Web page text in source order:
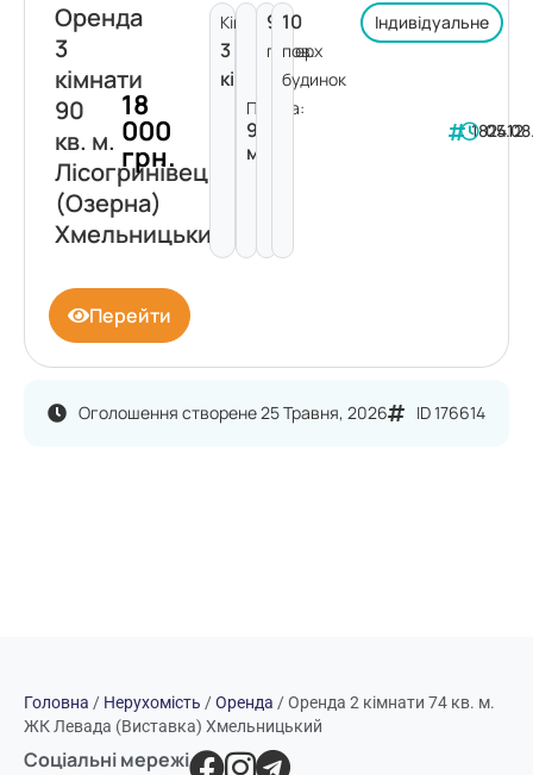
Оголошення створене 25 Травня, 2026 ID 176614
Оренда
3
кімнати
90
кв. м.
Лісогринівецька
(Озерна)
Хмельницький
18
000
грн.
Кімнат:
3
кімнати
Площа:
90
м²
9
поверх
10
пов.
будинок
Індивідуальне
182412
Перейти
Головна / Нерухомість /Оренда /Оренда 2 кімнати 74 кв. м.
ЖК Левада (Виставка) Хмельницький
Соціальні мережі